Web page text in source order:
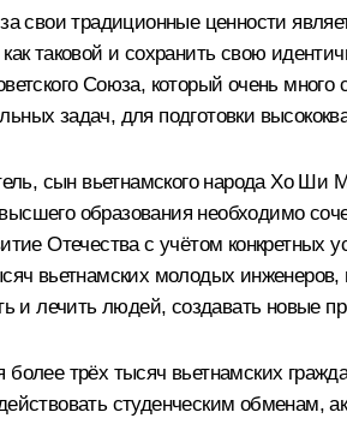
свои традиционные ценности
таковой и сохранить свою
Союза, который очень
задач, для подготовки
сын вьетнамского народа Хо
образования необходимо
Отечества с учётом
вьетнамских молодых
и лечить людей, создавать новые
трёх тысяч вьетнамских
студенческим обменам,